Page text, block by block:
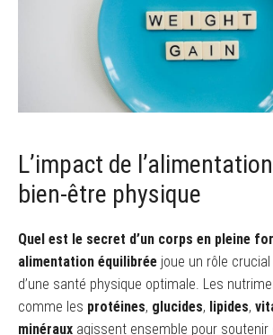
L’impact de
bien-être physique
Quel est le secret d’un corps en pleine
alimentation équilibrée joue un rôle
d’une santé physique optimale. Les
comme les protéines, glucides, lipides,
minéraux agissent ensemble pour